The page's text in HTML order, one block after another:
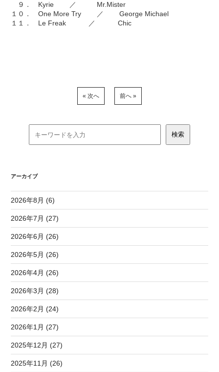
９． Kyrie ／ Mr.Mister
１０． One More Try ／ George Michael
１１． Le Freak ／ Chic
« 次へ 前へ »
アーカイブ
2026年8月 (6)
2026年7月 (27)
2026年6月 (26)
2026年5月 (26)
2026年4月 (26)
2026年3月 (28)
2026年2月 (24)
2026年1月 (27)
2025年12月 (27)
2025年11月 (26)